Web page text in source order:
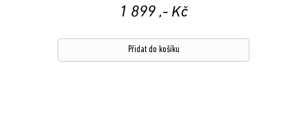
1 899 ,- Kč
Přidat do košíku